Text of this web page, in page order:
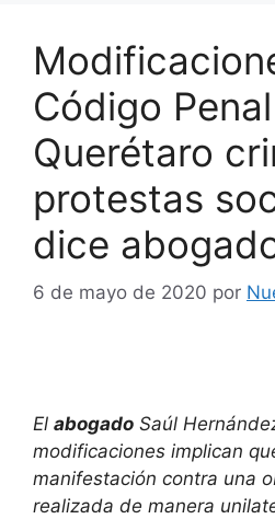
Código
Querétaro
protestas
dice
6 de mayo de 2020 por
El abogado Saúl
modificaciones implican
manifestación contra una
realizada de manera